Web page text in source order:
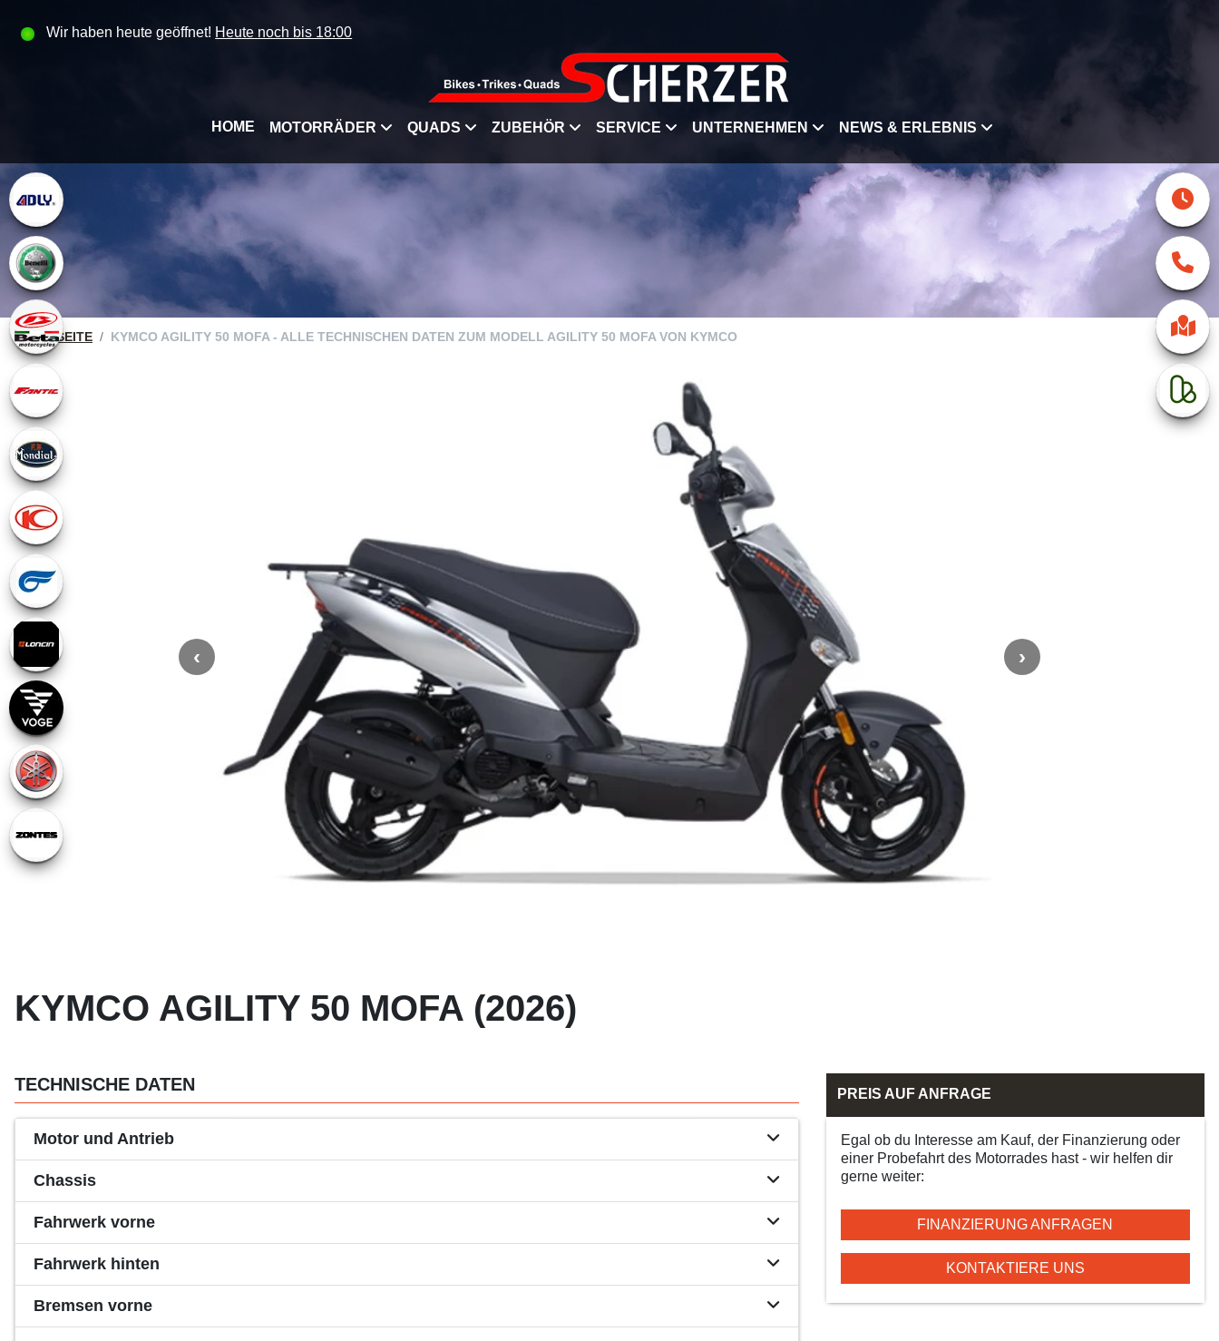
Wir haben heute geöffnet! Heute noch bis 18:00
HOME MOTORRÄDER QUADS ZUBEHÖR SERVICE UNTERNEHMEN NEWS & ERLEBNIS
STARTSEITE KYMCO AGILITY 50 MOFA - ALLE TECHNISCHEN DATEN ZUM MODELL AGILITY 50 MOFA VON KYMCO
KYMCO AGILITY 50 MOFA (2026)
TECHNISCHE DATEN
Motor und Antrieb
Chassis
Fahrwerk vorne
Fahrwerk hinten
Bremsen vorne
PREIS AUF ANFRAGE
Egal ob du Interesse am Kauf, der Finanzierung oder
einer Probefahrt des Motorrades hast - wir helfen dir
gerne weiter:
FINANZIERUNG ANFRAGEN
KONTAKTIERE UNS